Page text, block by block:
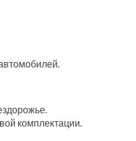
комплектации.